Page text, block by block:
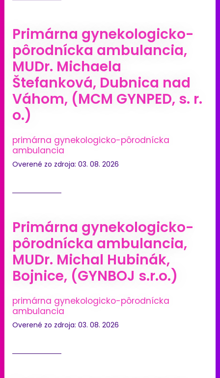
Primárna gynekologicko-
pôrodnícka ambulancia,
MUDr. Michaela
Štefanková, Dubnica nad
Váhom, (MCM GYNPED, s. r.
o.)
primárna gynekologicko-pôrodnícka
ambulancia
Overené zo zdroja: 03. 08. 2026
Primárna gynekologicko-
pôrodnícka ambulancia,
MUDr. Michal Hubinák,
Bojnice, (GYNBOJ s.r.o.)
primárna gynekologicko-pôrodnícka
ambulancia
Overené zo zdroja: 03. 08. 2026